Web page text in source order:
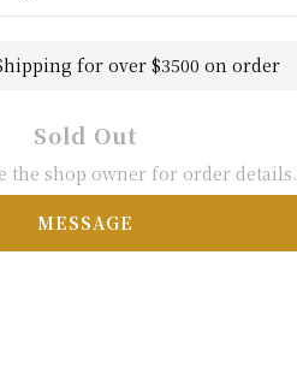
for over $3500 on order
Sold Out
the shop owner for order details.
MESSAGE